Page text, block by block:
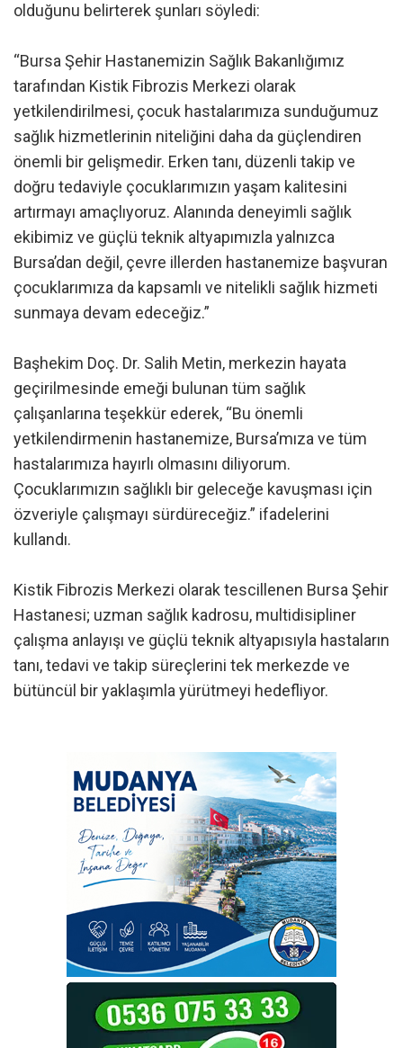
olduğunu belirterek şunları söyledi:
“Bursa Şehir Hastanemizin Sağlık Bakanlığımız
tarafından Kistik Fibrozis Merkezi olarak
yetkilendirilmesi, çocuk hastalarımıza sunduğumuz
sağlık hizmetlerinin niteliğini daha da güçlendiren
önemli bir gelişmedir. Erken tanı, düzenli takip ve
doğru tedaviyle çocuklarımızın yaşam kalitesini
artırmayı amaçlıyoruz. Alanında deneyimli sağlık
ekibimiz ve güçlü teknik altyapımızla yalnızca
Bursa’dan değil, çevre illerden hastanemize başvuran
çocuklarımıza da kapsamlı ve nitelikli sağlık hizmeti
sunmaya devam edeceğiz.”
Başhekim Doç. Dr. Salih Metin, merkezin hayata
geçirilmesinde emeği bulunan tüm sağlık
çalışanlarına teşekkür ederek, “Bu önemli
yetkilendirmenin hastanemize, Bursa’mıza ve tüm
hastalarımıza hayırlı olmasını diliyorum.
Çocuklarımızın sağlıklı bir geleceğe kavuşması için
özveriyle çalışmayı sürdüreceğiz.” ifadelerini
kullandı.
Kistik Fibrozis Merkezi olarak tescillenen Bursa Şehir
Hastanesi; uzman sağlık kadrosu, multidisipliner
çalışma anlayışı ve güçlü teknik altyapısıyla hastaların
tanı, tedavi ve takip süreçlerini tek merkezde ve
bütüncül bir yaklaşımla yürütmeyi hedefliyor.